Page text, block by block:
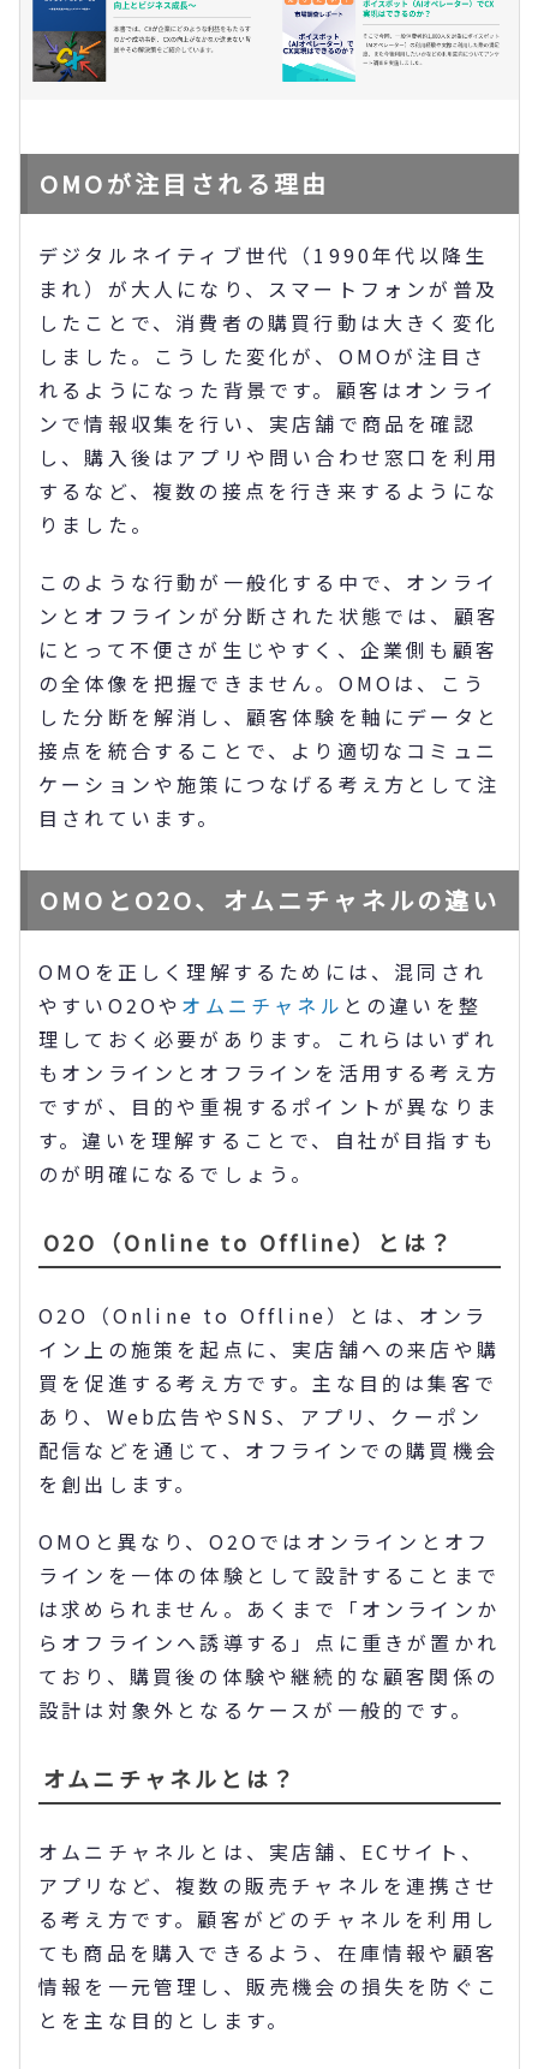
OMOが注目される理由
デジタルネイティブ世代（1990年代以降生
まれ）が大人になり、スマートフォンが普及
したことで、消費者の購買行動は大きく変化
しました。こうした変化が、OMOが注目さ
れるようになった背景です。顧客はオンライ
ンで情報収集を行い、実店舗で商品を確認
し、購入後はアプリや問い合わせ窓口を利用
するなど、複数の接点を行き来するようにな
りました。
このような行動が一般化する中で、オンライ
ンとオフラインが分断された状態では、顧客
にとって不便さが生じやすく、企業側も顧客
の全体像を把握できません。OMOは、こう
した分断を解消し、顧客体験を軸にデータと
接点を統合することで、より適切なコミュニ
ケーションや施策につなげる考え方として注
目されています。
OMOとO2O、オムニチャネルの違い
OMOを正しく理解するためには、混同され
やすいO2Oや オムニチャネル との違いを整
理しておく必要があります。これらはいずれ
もオンラインとオフラインを活用する考え方
ですが、目的や重視するポイントが異なりま
す。違いを理解することで、自社が目指すも
のが明確になるでしょう。
O2O（Online to Offline）とは？
O2O（Online to Offline）とは、オンラ
イン上の施策を起点に、実店舗への来店や購
買を促進する考え方です。主な目的は集客で
あり、Web広告やSNS、アプリ、クーポン
配信などを通じて、オフラインでの購買機会
を創出します。
OMOと異なり、O2Oではオンラインとオフ
ラインを一体の体験として設計することまで
は求められません。あくまで「オンラインか
らオフラインへ誘導する」点に重きが置かれ
ており、購買後の体験や継続的な顧客関係の
設計は対象外となるケースが一般的です。
オムニチャネルとは？
オムニチャネルとは、実店舗、ECサイト、
アプリなど、複数の販売チャネルを連携させ
る考え方です。顧客がどのチャネルを利用し
ても商品を購入できるよう、在庫情報や顧客
情報を一元管理し、販売機会の損失を防ぐこ
とを主な目的とします。